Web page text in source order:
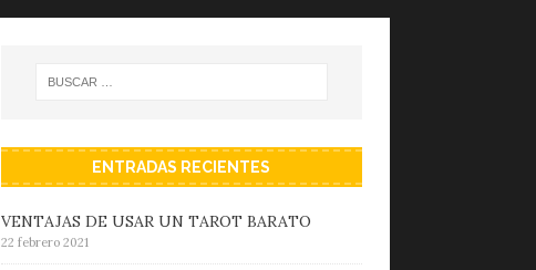
ENTRADAS RECIENTES
VENTAJAS DE USAR UN TAROT BARATO
22 febrero 2021